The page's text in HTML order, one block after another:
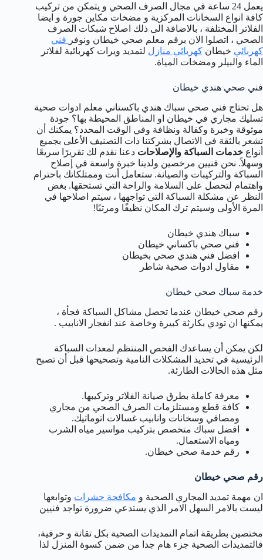
يعمل 24 ساعة في مجال الصرف الصحي و يتمكن من تركيب
كافة انواع السخانات المركزية و مضخات مكاين جورة و ايضا
الفلاتر المختلفة ، بالاضافة الى ذلك اصلاح شبكات الصرف
الصحي ، اتصلوا الان برقم معلم صحي خيطان ونوفر فني
كهربائي خيطان كهربائي منازل لتمديد ويرات كهربائية لفلاتر
الماء والبيلر ومضخات المياة.
فني صحي هندي خيطان
هل تحتاج فني صحي سباك هندي باكستاني معلم ادوات صحية
تسليك مجاري في خيطان او المناطق المحيطة بها؟ جودة
موثوقة وخبرة وكفالة ونظافة وفي الوقت المحدد؟ يمكنك أن
تشعر بالثقة في الاتصال بشركتنا ذات التصنيف الأعلى بجميع
أنواع خدمات السباكة والإصلاحات دعنا نقدم لك تقريرًا سريعًا
وسهلاً. نحن فنيين مرخصين ولدينا خبرة واسعة في إصلاح
السباكة والتركيبات والصيانة. ستعامل أنت وممتلكاتك باحترام
واهتمام لتحصل على السلامة والراحة التي تستحقها. بغض
النظر عن مشكلة السباكة التي تواجهها ، سيتم اصلاحها في
المرة الأولى وسيتم ترك المكان نظيفًا ومرتبًا!
سباك هندي خيطان
فني صحي باكساني خيطان
افضل فني هندي صحي بخيطان
مقاول ادوات صحية شاطر
خدمة سباك صحي خيطان
رقم صحي خيطان عندما تحصل مشاكل السباكة فجأة ،
يمكنها ان تودي بكارثة كبيرة وخاصة عند انفجار الانابيب .
لكن يمكن أن يساعدك الفحص المنتظم لمعدات السباكة
الرئيسية في تحديد المشكلات النامية وتصحيحها قبل أن تصبح
مثل هذه الحالات الطارئة.
معرفة كاملة بطرق صيانة الفلاتر وتركيبها.
كافة قطع ومستلزمات الصرف الصحي من مجاري
ومصافي وسخانات وانابيب غسالات اتوماتيك.
افضل سباك متخصص بتركيب مواسير مياه الشرب
ومياه الاستعمال.
رقم خدمة صحي خيطان.
رقم صحي خيطان
ان مهمة تمديد المجاري الصحية و مكافحة حشرات وتوابعها
ليست بالامر السهل الامر الذي يستدعي ضرورة تواجد فنيين
مختصين بطريقة اتمام التمديدات الصحية بكل تقانة و حرفية،
فالتمديدات الصحية جزء هام جدا من ضمن كسوة المنزل لذا